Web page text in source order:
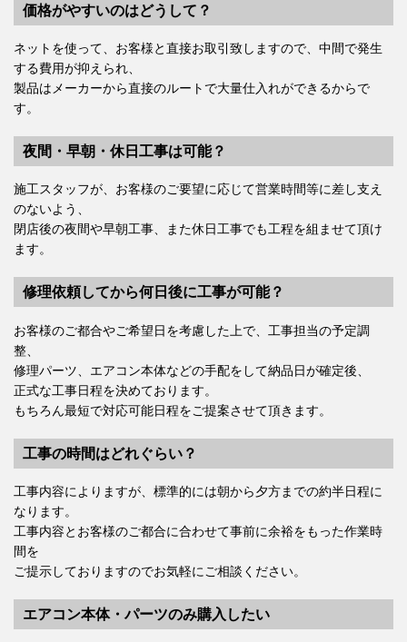
価格がやすいのはどうして？
ネットを使って、お客様と直接お取引致しますので、中間で発生
する費用が抑えられ、
製品はメーカーから直接のルートで大量仕入れができるからで
す。
夜間・早朝・休日工事は可能？
施工スタッフが、お客様のご要望に応じて営業時間等に差し支え
のないよう、
閉店後の夜間や早朝工事、また休日工事でも工程を組ませて頂け
ます。
修理依頼してから何日後に工事が可能？
お客様のご都合やご希望日を考慮した上で、工事担当の予定調
整、
修理パーツ、エアコン本体などの手配をして納品日が確定後、
正式な工事日程を決めております。
もちろん最短で対応可能日程をご提案させて頂きます。
工事の時間はどれぐらい？
工事内容によりますが、標準的には朝から夕方までの約半日程に
なります。
工事内容とお客様のご都合に合わせて事前に余裕をもった作業時
間を
ご提示しておりますのでお気軽にご相談ください。
エアコン本体・パーツのみ購入したい